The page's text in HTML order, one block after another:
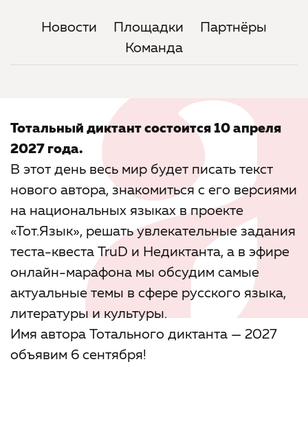
Новости Площадки
Партнёры
Команда
Тотальный диктант состоится 10 апреля
2027 года.
В этот день весь мир будет писать текст
нового автора, знакомиться с его версиями
на национальных языках в проекте
«Тот.Язык», решать увлекательные задания
теста-квеста TruD и Недиктанта, а в эфире
онлайн-марафона мы обсудим самые
актуальные темы в сфере русского языка,
литературы и культуры.
Имя автора Тотального диктанта — 2027
объявим 6 сентября!